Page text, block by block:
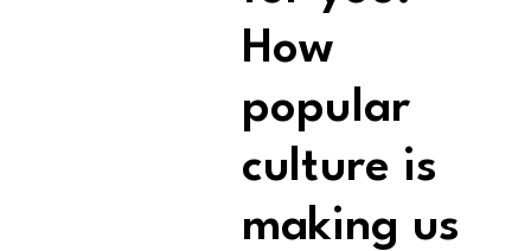
How
popular
culture is
making us